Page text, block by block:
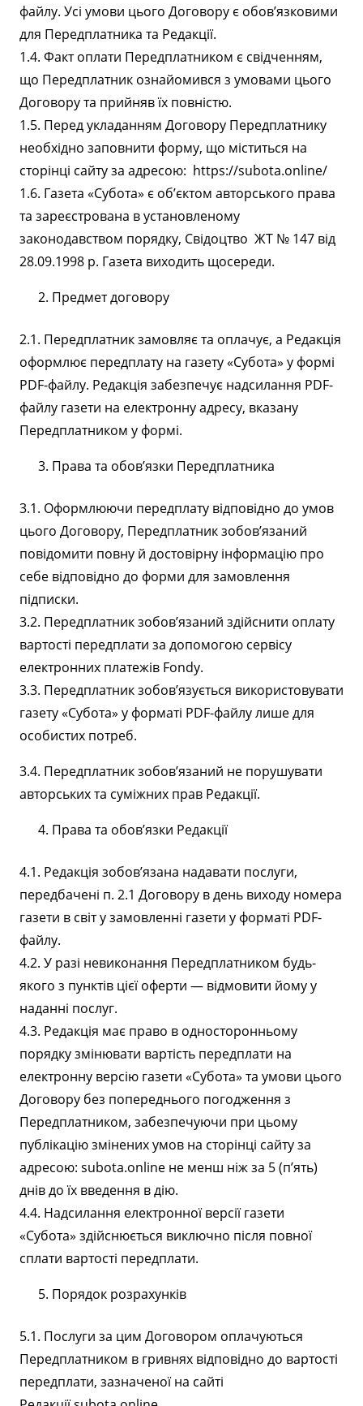
файлу. Усі умови цього Договору є обов’язковими
для Передплатника та Редакції.
1.4. Факт оплати Передплатником є свідченням,
що Передплатник ознайомився з умовами цього
Договору та прийняв їх повністю.
1.5. Перед укладанням Договору Передплатнику
необхідно заповнити форму, що міститься на
сторінці сайту за адресою: https://subota.online/
1.6. Газета «Субота» є об’єктом авторського права
та зареєстрована в установленому
законодавством порядку, Cвідоцтво ЖТ № 147 від
28.09.1998 р. Газета виходить щосереди.
Предмет договору
2.1. Передплатник замовляє та оплачує, а Редакція
оформлює передплату на газету «Субота» у формі
PDF-файлу. Редакція забезпечує надсилання PDF-
файлу газети на електронну адресу, вказану
Передплатником у формі.
Права та обов’язки Передплатника
3.1. Оформлюючи передплату відповідно до умов
цього Договору, Передплатник зобов’язаний
повідомити повну й достовірну інформацію про
себе відповідно до форми для замовлення
підписки.
3.2. Передплатник зобов’язаний здійснити оплату
вартості передплати за допомогою сервісу
електронних платежів Fondy.
3.3. Передплатник зобов’язується використовувати
газету «Субота» у форматі PDF-файлу лише для
особистих потреб.
3.4. Передплатник зобовʼязаний не порушувати
авторських та суміжних прав Редакції.
Права та обов’язки Редакції
4.1. Редакція зобов’язана надавати послуги,
передбачені п. 2.1 Договору в день виходу номера
газети в світ у замовленні газети у форматі PDF-
файлу.
4.2. У разі невиконання Передплатником будь-
якого з пунктів цієї оферти — відмовити йому у
наданні послуг.
4.3. Редакція має право в односторонньому
порядку змінювати вартість передплати на
електронну версію газети «Субота» та умови цього
Договору без попереднього погодження з
Передплатником, забезпечуючи при цьому
публікацію змінених умов на сторінці сайту за
адресою: subota.online не менш ніж за 5 (п’ять)
днів до їх введення в дію.
4.4. Надсилання електронної версії газети
«Субота» здійснюється виключно після повної
сплати вартості передплати.
Порядок розрахунків
5.1. Послуги за цим Договором оплачуються
Передплатником в гривнях відповідно до вартості
передплати, зазначеної на сайті